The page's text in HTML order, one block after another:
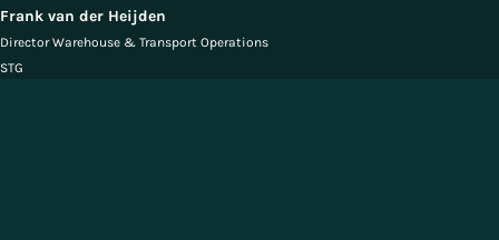
Frank van der Heijden
Director Warehouse & Transport Operations
STG